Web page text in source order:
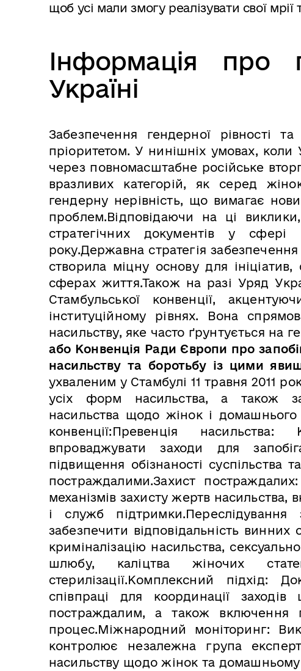
щоб усі мали змогу реалізувати свої
Інформація про
Україні
Забезпечення гендерної рівності
пріоритетом. У нинішніх умовах,
через повномасштабне російське
вразливих категорій, як серед
гендерну нерівність, що вимагає
проблем.Відповідаючи на ці
стратегічних документів у
року.Державна стратегія
створила міцну основу для
сферах життя.Також на разі Уряд
Стамбульської конвенції,
інституційному рівнях. Вона
насильству, яке часто ґрунтується на
або Конвенція Ради Європи про
насильству та боротьбу із цими
ухваленим у Стамбулі 11 травня 2011
усіх форм насильства, а також
насильства щодо жінок і домашнього
конвенції:Превенція насильства:
впроваджувати заходи для
підвищення обізнаності суспільства
постраждалими.Захист
механізмів захисту жертв насильства,
і служб підтримки.Переслідування
забезпечити відповідальність
криміналізацію насильства,
шлюбу, каліцтва жіночих
стерилізації.Комплексний підхід:
співпраці для координації
постраждалим, а також включення
процес.Міжнародний моніторинг:
контролює незалежна група
насильству щодо жінок та